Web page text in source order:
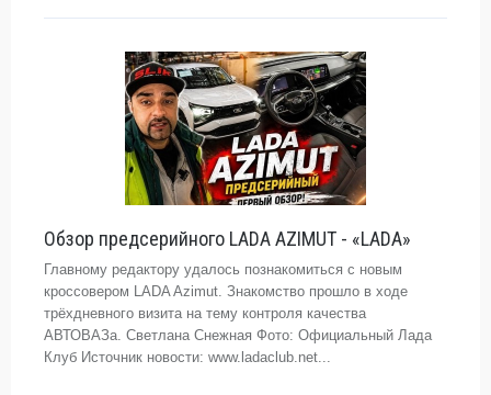
Обзор предсерийного LADA AZIMUT - «LADA»
Главному редактору удалось познакомиться с новым
кроссовером LADA Azimut. Знакомство прошло в ходе
трёхдневного визита на тему контроля качества
АВТОВАЗа. Светлана Снежная Фото: Официальный Лада
Клуб Источник новости: www.ladaclub.net...